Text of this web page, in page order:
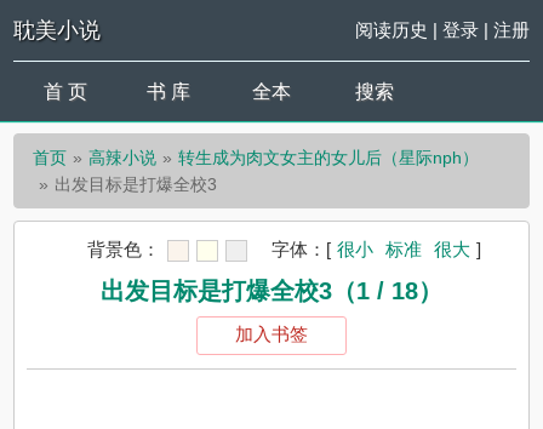
耽美小说 阅读历史 | 登录| 注册
首 页 书 库 全本 搜索
首页 高辣小说
转生成为肉文女主的女儿后（星际nph）
出发目标是打爆全校3
背景色： 字体： [ 很小 标准 很大 ]
出发目标是打爆全校3（1 / 18）
加入书签